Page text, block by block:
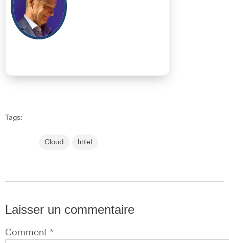
Tags:
Cloud Intel
Laisser un commentaire
Comment *